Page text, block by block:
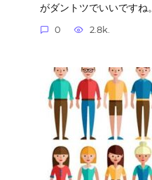
がダントツでいいですね。
0 2.8k.